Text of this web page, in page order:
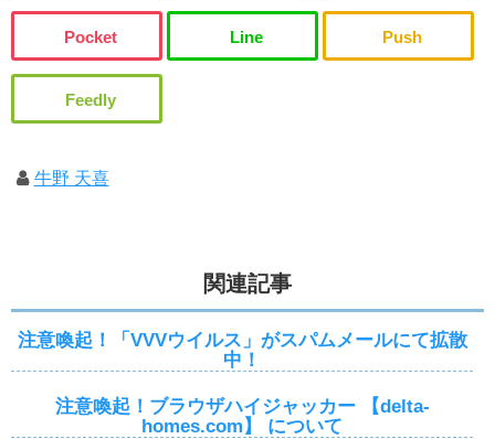
牛野 天喜
関連記事
注意喚起！「VVVウイルス」がスパムメールにて拡散
中！
注意喚起！ブラウザハイジャッカー 【delta-
homes.com】 について